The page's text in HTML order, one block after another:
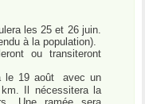
les 25 et 26 juin.
à la population).
ou transiteront
le 19 août
avec un
Il nécessitera la